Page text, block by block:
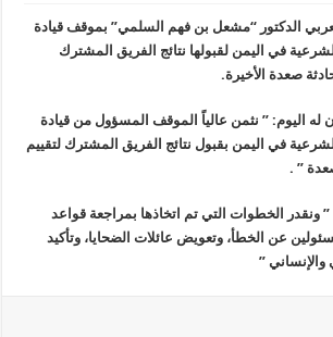
الدكتور “مشعل بن فهم السلمي” بموقف قيادة
في اليمن لقبولها نتائج الفريق المشترك
صعدة الأخيرة.
له اليوم: ” نثمن عالياً الموقف المسؤول من قيادة
في اليمن بقبول نتائج الفريق المشترك لتقييم
” .
ونقدر الخطوات التي تم اتخاذها بمراجعة قواعد
عن الخطأ، وتعويض عائلات الضحايا، وتأكيد
والإنساني ”